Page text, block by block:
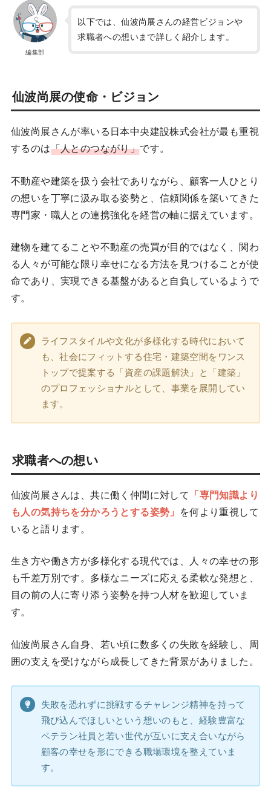
編集部
以下では、仙波尚展さんの経営ビジョンや
求職者への想いまで詳しく紹介します。
仙波尚展の使命・ビジョン
仙波尚展さんが率いる日本中央建設株式会社が最も重視
するのは「人とのつながり」です。
不動産や建築を扱う会社でありながら、顧客一人ひとり
の想いを丁寧に汲み取る姿勢と、信頼関係を築いてきた
専門家・職人との連携強化を経営の軸に据えています。
建物を建てることや不動産の売買が目的ではなく、関わ
る人々が可能な限り幸せになる方法を見つけることが使
命であり、実現できる基盤があると自負しているようで
す。
ライフスタイルや文化が多様化する時代において
も、社会にフィットする住宅・建築空間をワンス
トップで提案する「資産の課題解決」と「建築」
のプロフェッショナルとして、事業を展開してい
ます。
求職者への想い
仙波尚展さんは、共に働く仲間に対して
「専門知識より
も人の気持ちを分かろうとする姿勢」
を何より重視して
いると語ります。
生き方や働き方が多様化する現代では、人々の幸せの形
も千差万別です。多様なニーズに応える柔軟な発想と、
目の前の人に寄り添う姿勢を持つ人材を歓迎していま
す。
仙波尚展さん自身、若い頃に数多くの失敗を経験し、周
囲の支えを受けながら成長してきた背景がありました。
失敗を恐れずに挑戦するチャレンジ精神を持って
飛び込んでほしいという想いのもと、経験豊富な
ベテラン社員と若い世代が互いに支え合いながら
顧客の幸せを形にできる職場環境を整えていま
す。